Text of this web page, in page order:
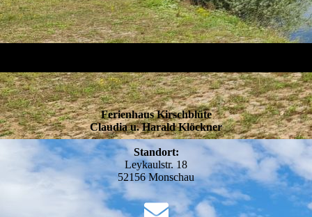
Ferienhaus Kirschblüte
Claudia u. Harald Klöckner
Standort:
Leykaulstr. 18
52156 Monschau